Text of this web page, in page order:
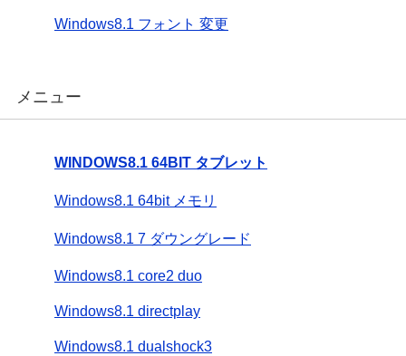
Windows8.1 フォント 変更
メニュー
WINDOWS8.1 64BIT タブレット
Windows8.1 64bit メモリ
Windows8.1 7 ダウングレード
Windows8.1 core2 duo
Windows8.1 directplay
Windows8.1 dualshock3